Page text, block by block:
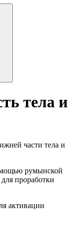
тела и
части тела и
румынской
проработки
активации